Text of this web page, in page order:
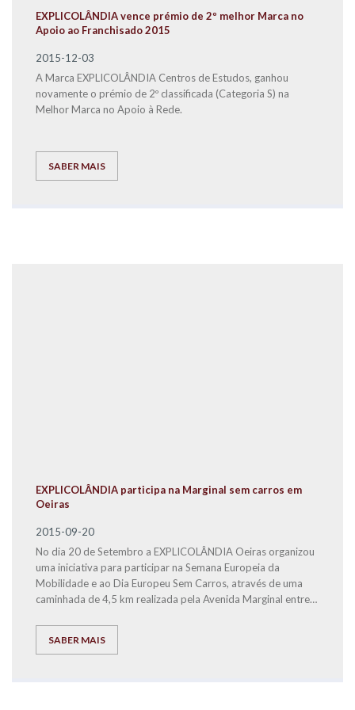
EXPLICOLÂNDIA vence prémio de 2º melhor Marca no
Apoio ao Franchisado 2015
2015-12-03
A Marca EXPLICOLÂNDIA Centros de Estudos, ganhou
novamente o prémio de 2º classificada (Categoria S) na
Melhor Marca no Apoio à Rede.
SABER MAIS
EXPLICOLÂNDIA participa na Marginal sem carros em
Oeiras
2015-09-20
No dia 20 de Setembro a EXPLICOLÂNDIA Oeiras organizou
uma iniciativa para participar na Semana Europeia da
Mobilidade e ao Dia Europeu Sem Carros, através de uma
caminhada de 4,5 km realizada pela Avenida Marginal entre
SABER MAIS